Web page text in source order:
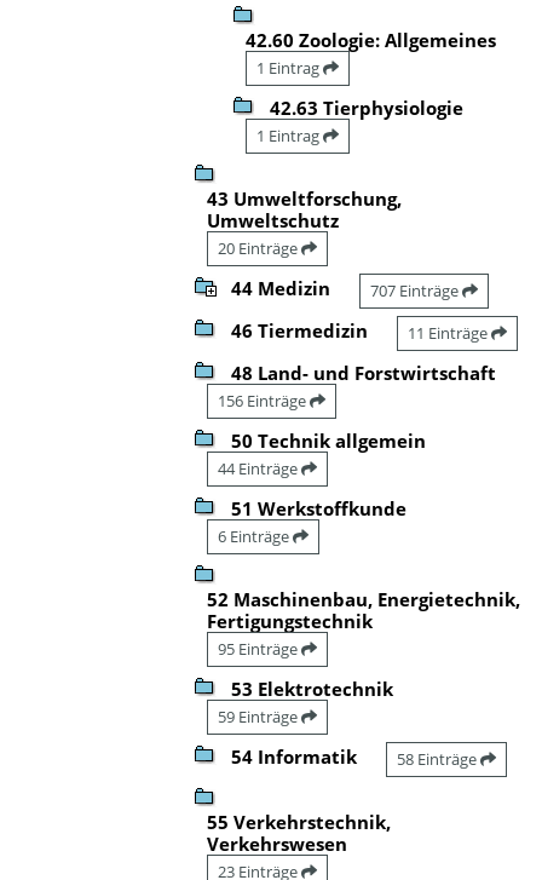
42.60 Zoologie: Allgemeines
1 Eintrag
42.63 Tierphysiologie
1 Eintrag
43 Umweltforschung,
Umweltschutz
20 Einträge
44 Medizin 707 Einträge
46 Tiermedizin 11 Einträge
48 Land- und Forstwirtschaft
156 Einträge
50 Technik allgemein
44 Einträge
51 Werkstoffkunde
6 Einträge
52 Maschinenbau, Energietechnik,
Fertigungstechnik
95 Einträge
53 Elektrotechnik
59 Einträge
54 Informatik 58 Einträge
55 Verkehrstechnik,
Verkehrswesen
23 Einträge